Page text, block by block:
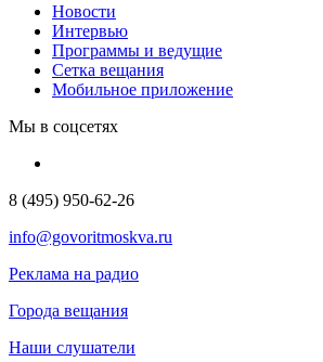
Новости
Интервью
Программы и ведущие
Сетка вещания
Мобильное приложение
Мы в соцсетях
8 (495) 950-62-26
info@govoritmoskva.ru
Реклама на радио
Города вещания
Наши слушатели